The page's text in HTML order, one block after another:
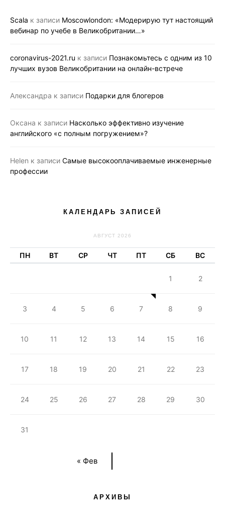
Scala к записи Moscowlondon: «Модерирую тут настоящий
вебинар по учебе в Великобритании…»
coronavirus-2021.ru к записи Познакомьтесь с одним из 10
лучших вузов Великобритании на онлайн-встрече
Александра к записи Подарки для блогеров
Оксана к записи Насколько эффективно изучение
английского «с полным погружением»?
Helen к записи Самые высокооплачиваемые инженерные
профессии
КАЛЕНДАРЬ ЗАПИСЕЙ
АВГУСТ 2026
ПН ВТ СР ЧТ ПТ СБ ВС
« Фев
1 2
3 4 5 6 7 8 9
10 11 12 13 14 15 16
17 18 19 20 21 22 23
24 25 26 27 28 29 30
31
АРХИВЫ